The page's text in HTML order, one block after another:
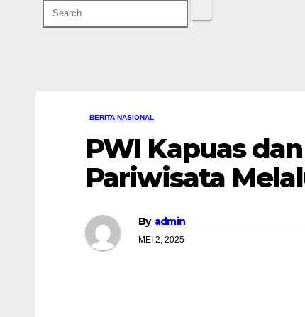
BERITA NASIONAL
PWI Kapuas
Pariwisata
By admin
MEI 2, 2025